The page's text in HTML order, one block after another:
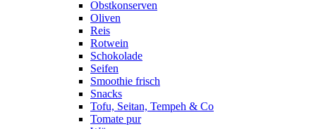
Obstkonserven
Oliven
Reis
Rotwein
Schokolade
Seifen
Smoothie frisch
Snacks
Tofu, Seitan, Tempeh & Co
Tomate pur